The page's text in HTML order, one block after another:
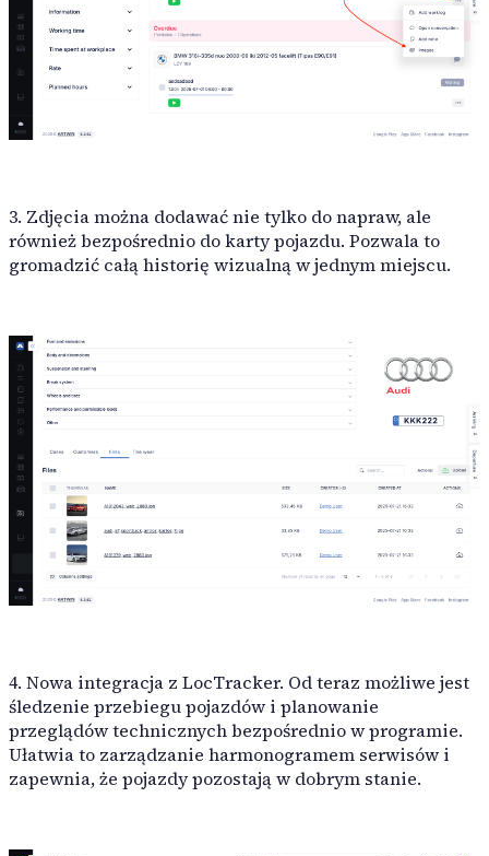
ASPA
LocTracker
3. Zdjęcia można dodawać nie tylko do napraw, ale
również bezpośrednio do karty pojazdu. Pozwala to
gromadzić całą historię wizualną w jednym miejscu.
4. Nowa integracja z LocTracker. Od teraz możliwe jest
śledzenie przebiegu pojazdów i planowanie
przeglądów technicznych bezpośrednio w programie.
Ułatwia to zarządzanie harmonogramem serwisów i
zapewnia, że pojazdy pozostają w dobrym stanie.